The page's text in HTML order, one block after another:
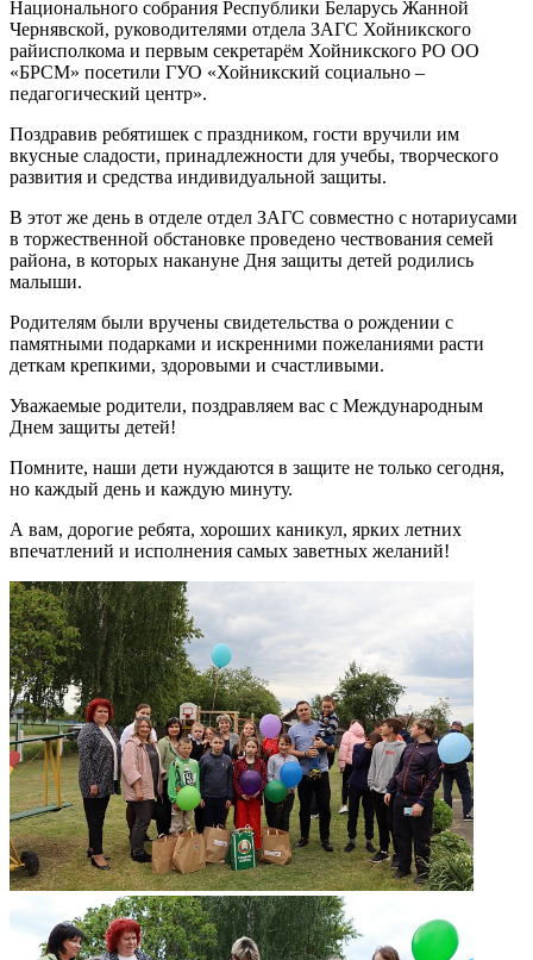
Национального собрания Республики Беларусь Жанной
Чернявской, руководителями отдела ЗАГС Хойникского
райисполкома и первым секретарём Хойникского РО ОО
«БРСМ» посетили ГУО «Хойникский социально –
педагогический центр».
Поздравив ребятишек с праздником, гости вручили им
вкусные сладости, принадлежности для учебы, творческого
развития и средства индивидуальной защиты.
В этот же день в отделе отдел ЗАГС совместно с нотариусами
в торжественной обстановке проведено чествования семей
района, в которых накануне Дня защиты детей родились
малыши.
Родителям были вручены свидетельства о рождении с
памятными подарками и искренними пожеланиями расти
деткам крепкими, здоровыми и счастливыми.
Уважаемые родители, поздравляем вас с Международным
Днем защиты детей!
Помните, наши дети нуждаются в защите не только сегодня,
но каждый день и каждую минуту.
А вам, дорогие ребята, хороших каникул, ярких летних
впечатлений и исполнения самых заветных желаний!